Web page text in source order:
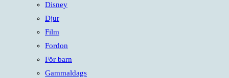
Disney
Djur
Film
Fordon
För barn
Gammaldags